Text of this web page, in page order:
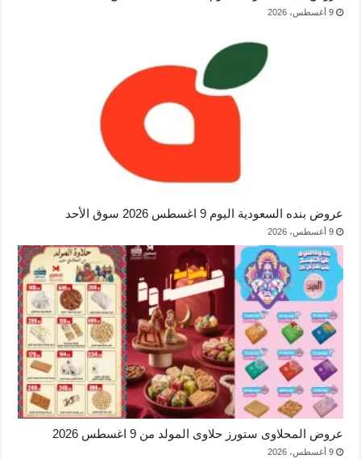
9 أغسطس، 2026
عروض بنده السعودية اليوم 9 اغسطس 2026 سوق الأحد
9 أغسطس، 2026
عروض المحلاوى ستورز حلاوى المولد من 9 اغسطس 2026
9 أغسطس، 2026